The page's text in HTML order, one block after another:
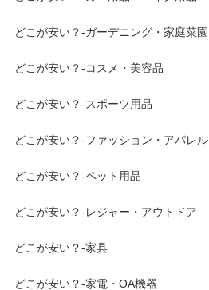
どこが安い？-ガーデニング・家庭菜園
どこが安い？-コスメ・美容品
どこが安い？-スポーツ用品
どこが安い？-ファッション・アパレル
どこが安い？-ペット用品
どこが安い？-レジャー・アウトドア
どこが安い？-家具
どこが安い？-家電・OA機器